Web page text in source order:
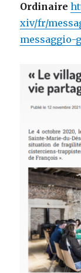
Ordinaire
xiv/fr/